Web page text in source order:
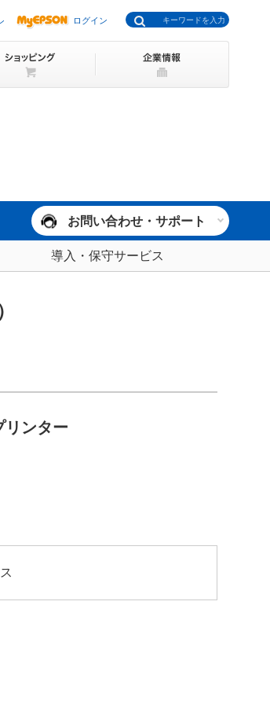
ログイン
お問い合わせ・サポート
導入・保守サービス
リンター